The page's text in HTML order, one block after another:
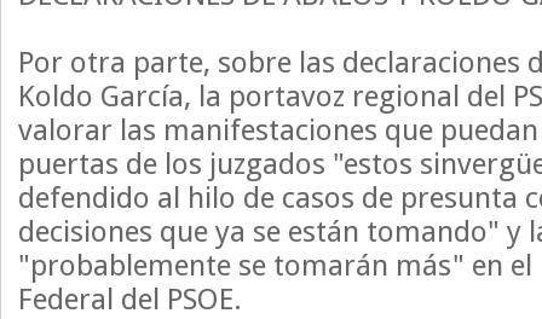
Por otra parte, sobre las declaraciones
Koldo García, la portavoz regional del
valorar las manifestaciones que
puertas de los juzgados "estos
defendido al hilo de casos de presunta
decisiones que ya se están tomando" y
"probablemente se tomarán más" en
Federal del PSOE.